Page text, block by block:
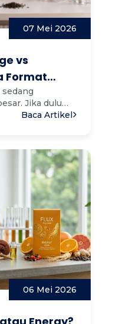
vs
Format
Diminati
07 Mei 2026
Jika dulu
vitamin...
Baca Artikel
06 Mei 2026